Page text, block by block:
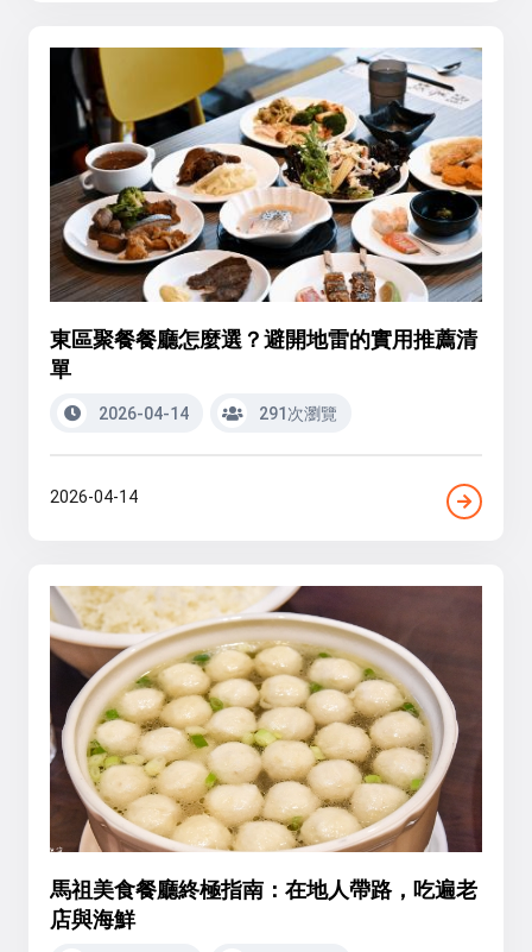
東區聚餐餐廳怎麼選？避開地雷的實用推薦清
單
2026-04-14 291次瀏覽
2026-04-14
馬祖美食餐廳終極指南：在地人帶路，吃遍老
店與海鮮